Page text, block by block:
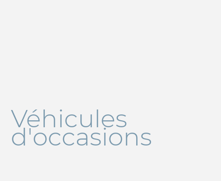
Véhicules
d'occasions